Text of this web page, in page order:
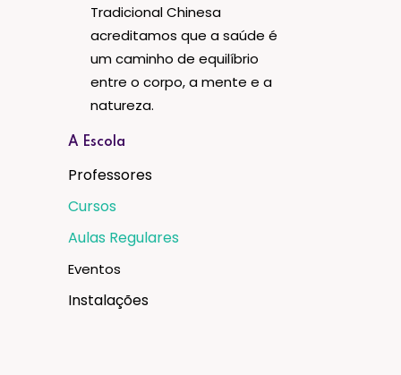
Tradicional Chinesa
acreditamos que a saúde é
um caminho de equilíbrio
entre o corpo, a mente e a
natureza.
A Escola
Professores
Cursos
Aulas Regulares
Eventos
Instalações